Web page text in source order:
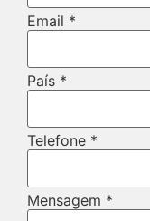
Email *
País *
Telefone *
Mensagem *